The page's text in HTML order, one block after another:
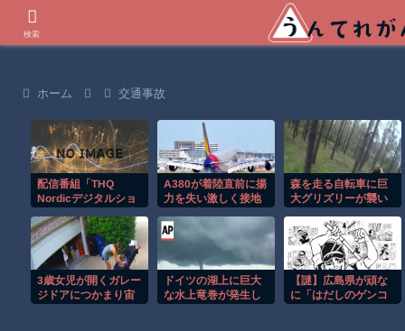
ホーム 交通事故
配信番組「THQ
Nordicデジタルショ
日8月8日4時より公
開！「Expeditions
A380が着陸直前に揚
力を失い激しく接地
森を走る自転車に巨
大グリズリーが襲い
映像！！
3歳女児が開くガレー
ジドアにつかまり宙
ドイツの湖上に巨大
な水上竜巻が発生し
【謎】広島県が頑な
に「はだしのゲンコ
検索